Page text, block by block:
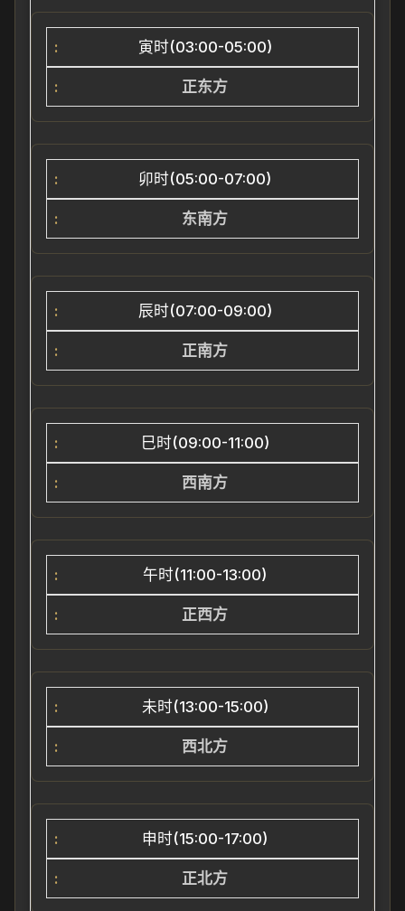
寅时(03:00-05:00)
正东方
卯时(05:00-07:00)
东南方
辰时(07:00-09:00)
正南方
巳时(09:00-11:00)
西南方
午时(11:00-13:00)
正西方
未时(13:00-15:00)
西北方
申时(15:00-17:00)
正北方